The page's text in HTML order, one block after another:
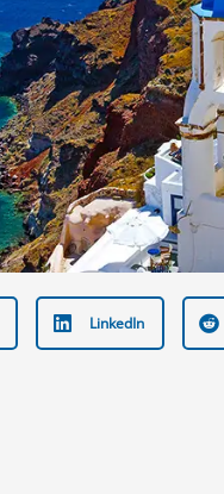
LinkedIn